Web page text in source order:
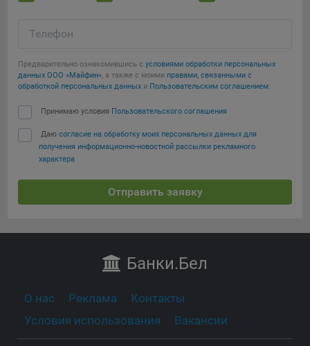
Телефон
Предварительно ознакомившись с условиями обработки персональных
данных ООО «Майфин», а также с моими правами, связанными с
обработкой персональных данных и Пользовательским соглашением:
Принимаю условия Пользовательского соглашения
Даю согласие на обработку моих персональных данных для
получения информационно-новостной рассылки рекламного
характера
Отправить заявку
Банки.Бел
О нас Реклама
Контакты
Условия использования
Вакансии